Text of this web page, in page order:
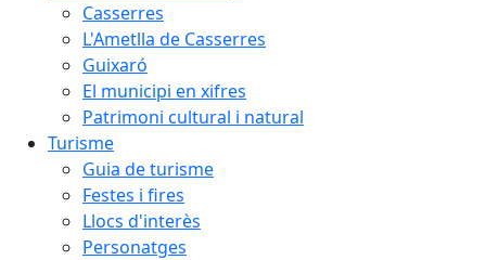
Casserres
L'Ametlla de Casserres
Guixaró
El municipi en xifres
Patrimoni cultural i natural
Turisme
Guia de turisme
Festes i fires
Llocs d'interès
Personatges